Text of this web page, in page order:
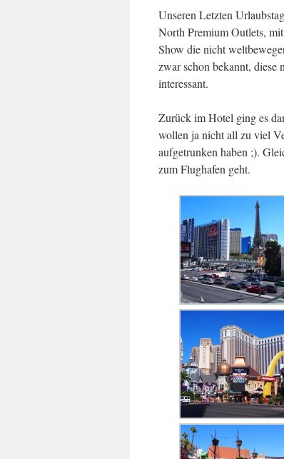
Unseren Letzten
North Premium Outlets,
Show die nicht
zwar schon bekannt, diese
interessant.
Zurück im Hotel ging es
wollen ja nicht all zu viel
aufgetrunken haben ;).
zum Flughafen geht.